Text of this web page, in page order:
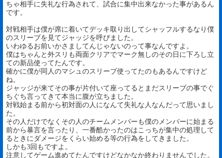
ちゃ相手に失礼な行為されて、試合に集中出来なかった事があるん
です。
対戦相手は僕が席に着いてデッキ取り出してシャッフルするなり僕
のスリーブを見てジャッジを呼びました。
いわゆるお前いかさましてんじゃないのって事なんですよ。
僕はちゃんと外スリも両面クリアでマーク無しのその日に下ろし立
ての新品使ってたんです。
確かに僕が同人のマシュのスリーブ使ってたのもあるんですけど
ね。
ジャッジが来てその事が片付いて座ってるとまだスリーブの事でぐ
ちぐち言ってきて本当に腹が立ちました。
対戦始まる前から初対面の人になんて失礼な人なんだって思いまし
た。
その人だけでなくその人のチームメンバーも僕のメンバーに始まる
前から暴言を言ったり、一番酷かったのはこっちが集中の処理して
るときにダメージをくらい始める等の行為をしてきました。
しかも3回もですよ。
注意してゲーム進めてたんですけどなかなか終わりませんでした。